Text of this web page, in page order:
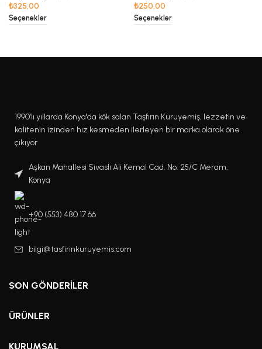
₺325,00
Seçenekler
₺250,00
Seçenekler
1990’lı yıllarda Konya'da kök salan Taşfırın Kuruyemiş, lezzetin ve
kalitenin izinden hız kesmeden ilerleyen bir marka olarak öne
çıkıyor
Aşkan Mahallesi Sivaslı Ali Kemal Cad. No: 25/C Meram,
Konya
+90 (553) 480 17 66
bilgi@tasfirinkuruyemis.com
SON GÖNDERILER
ÜRÜNLER
KURUMSAL